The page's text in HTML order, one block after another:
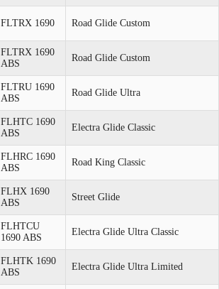
FLTRX 1690 Road Glide Custom
FLTRX 1690
ABS
Road Glide Custom
FLTRU 1690
ABS
Road Glide Ultra
FLHTC 1690
ABS
Electra Glide Classic
FLHRC 1690
ABS
Road King Classic
FLHX 1690
ABS
Street Glide
FLHTCU
1690 ABS
Electra Glide Ultra Classic
FLHTK 1690
ABS
Electra Glide Ultra Limited